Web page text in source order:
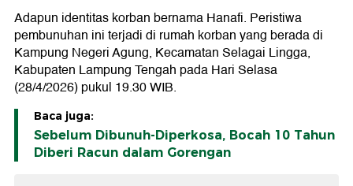
Adapun identitas korban bernama Hanafi. Peristiwa
pembunuhan ini terjadi di rumah korban yang berada di
Kampung Negeri Agung, Kecamatan Selagai Lingga,
Kabupaten Lampung Tengah pada Hari Selasa
(28/4/2026) pukul 19.30 WIB.
Baca juga:
Sebelum Dibunuh-Diperkosa, Bocah 10 Tahun
Diberi Racun dalam Gorengan